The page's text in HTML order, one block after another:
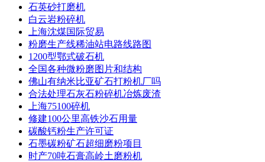
石英砂打磨机
白云岩粉碎机
上海沈煤国际贸易
粉磨生产线稀油站电路线路图
1200型鄂式破石机
全国各种微粉磨图片和结构
佛山有纳米比亚矿石打粉机厂吗
合法处理石灰石粉碎机冶炼废渣
上海75100碎机
修建100公里高铁沙石用量
碳酸钙粉生产许可证
石墨碳粉矿石超细磨粉项目
时产70吨石膏高岭土磨粉机